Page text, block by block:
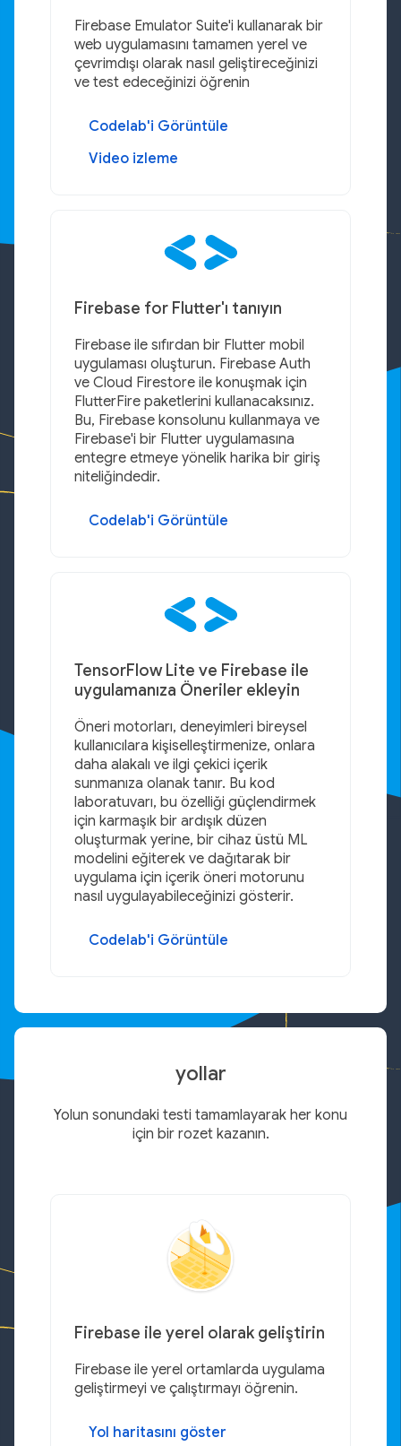
Firebase Emulator Suite'i kullanarak bir
web uygulamasını tamamen yerel ve
çevrimdışı olarak nasıl geliştireceğinizi
ve test edeceğinizi öğrenin
Codelab'i Görüntüle
Video izleme
Firebase for Flutter'ı tanıyın
Firebase ile sıfırdan bir Flutter mobil
uygulaması oluşturun. Firebase Auth
ve Cloud Firestore ile konuşmak için
FlutterFire paketlerini kullanacaksınız.
Bu, Firebase konsolunu kullanmaya ve
Firebase'i bir Flutter uygulamasına
entegre etmeye yönelik harika bir giriş
niteliğindedir.
Codelab'i Görüntüle
TensorFlow Lite ve Firebase ile
uygulamanıza Öneriler ekleyin
Öneri motorları, deneyimleri bireysel
kullanıcılara kişiselleştirmenize, onlara
daha alakalı ve ilgi çekici içerik
sunmanıza olanak tanır. Bu kod
laboratuvarı, bu özelliği güçlendirmek
için karmaşık bir ardışık düzen
oluşturmak yerine, bir cihaz üstü ML
modelini eğiterek ve dağıtarak bir
uygulama için içerik öneri motorunu
nasıl uygulayabileceğinizi gösterir.
Codelab'i Görüntüle
yollar
Yolun sonundaki testi tamamlayarak her konu
için bir rozet kazanın.
Firebase ile yerel olarak geliştirin
Firebase ile yerel ortamlarda uygulama
geliştirmeyi ve çalıştırmayı öğrenin.
Yol haritasını göster